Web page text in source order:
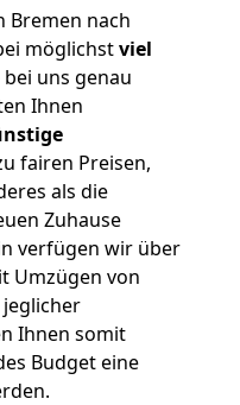
Bremen nach
möglichstviel
uns genau
Ihnen
fairen Preisen,
als die
Zuhause
verfügen wir über
Umzügen von
Ihnen somit
Budget eine